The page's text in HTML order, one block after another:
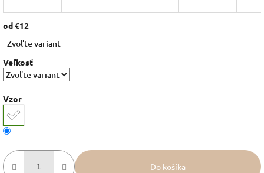
od€12
cena:
Zvoľte variant
Veľkosť
Vzor
Do košíka